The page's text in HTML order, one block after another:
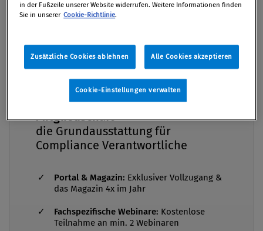
VonMag. Klaus Putzer
Im Interview Markus Hofer MMag. Markus Hofer ist
Officer der Miba AG. In dieser Funktion ist der 48-
Jährige für Corporate Finance, Controlling, IT, Legal
verantwortlich. Vor seinem Eintritt in die Miba AG im
Jahr 2011 war Hofer bei Procter & Gamble und der
Binnenschifffahrtsgruppe Helogistics Holding im
Finanzbereich tätig. Compliance Praxis: Herr Hofer,
Compliance Praxis Premium
Mitgliedschaft -
die Grundausstattung für
Compliance Verantwortliche
Portal & Magazin: Exklusiver Vollzugang &
das Magazin 4x im Jahr
Fachspezifische Webinare: Kostenlose
Teilnahme an min. 2 Webinaren
in der Fußzeile unserer Website widerrufen. Weitere Informationen finden
Sie in unserer Cookie-Richtlinie.
Zusätzliche Cookies ablehnen Alle Cookies akzeptieren
Cookie-Einstellungen verwalten